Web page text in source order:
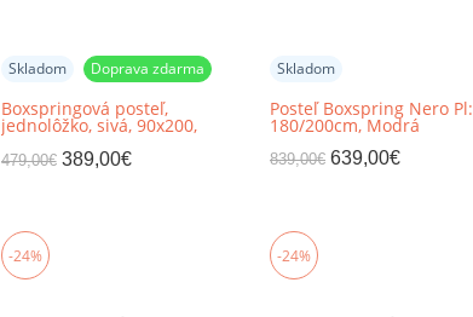
Skladom Doprava zdarma
Boxspringová posteľ,
jednolôžko, sivá, 90x200,
pravá, AMIS
479,00€ 389,00€
Skladom
Posteľ Boxspring Nero Pl:
180/200cm, Modrá
839,00€ 639,00€
-24% -24%